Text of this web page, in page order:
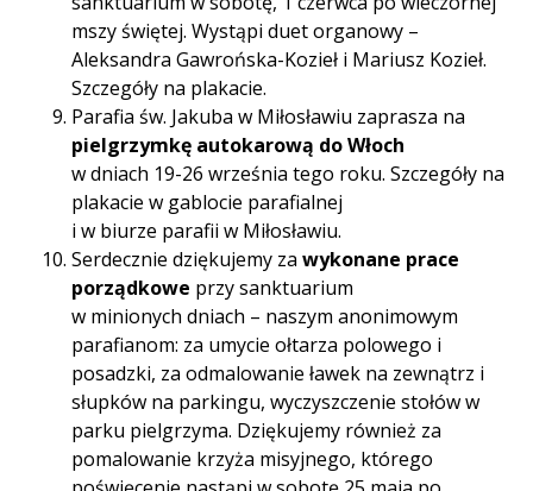
mszy świętej. Wystąpi duet organowy –
Aleksandra Gawrońska-Kozieł i Mariusz Kozieł.
Szczegóły na plakacie.
Parafia św. Jakuba w Miłosławiu zaprasza na
pielgrzymkę autokarową do Włoch
w dniach 19-26 września tego roku. Szczegóły na
plakacie w gablocie parafialnej
i w biurze parafii w Miłosławiu.
Serdecznie dziękujemy za wykonane prace
porządkowe przy sanktuarium
w minionych dniach – naszym anonimowym
parafianom: za umycie ołtarza polowego i
posadzki, za odmalowanie ławek na zewnątrz i
słupków na parkingu, wyczyszczenie stołów w
parku pielgrzyma. Dziękujemy również za
pomalowanie krzyża misyjnego, którego